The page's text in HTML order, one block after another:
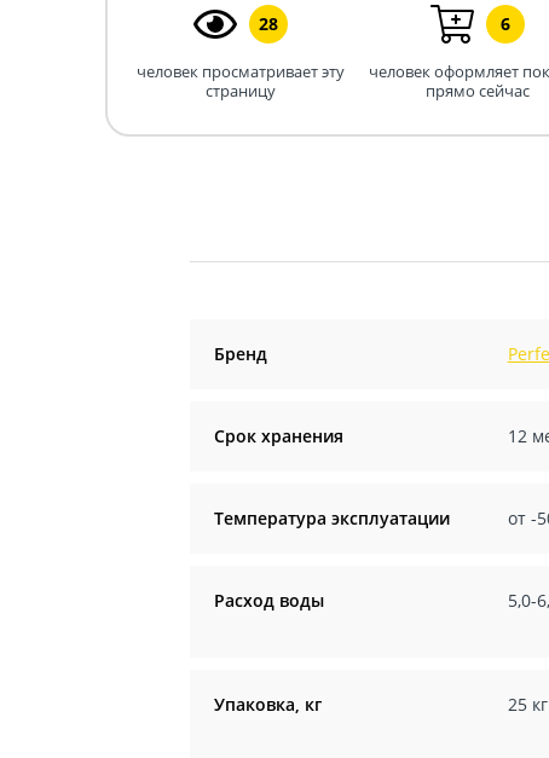
28
человек просматривает эту
страницу
6
человек оформляет
прямо сейчас
Бренд
Срок хранения 12
Температура эксплуатации от -
Расход воды 5,0-
Упаковка, кг 25 кг